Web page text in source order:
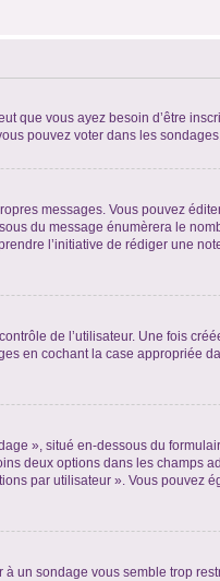
que vous ayez besoin d’être
pouvez voter dans les
messages. Vous pouvez
du message énumèrera le
l’initiative de rédiger une
de l’utilisateur. Une fois
en cochant la case appropriée
», situé en-dessous du
deux options dans les champs
par utilisateur ». Vous
un sondage vous semble trop